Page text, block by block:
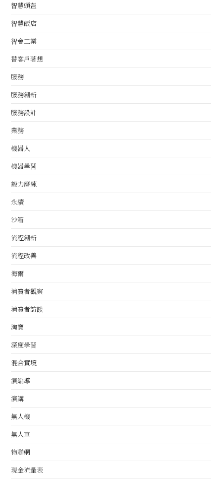
智慧頭盔
智慧飯店
智會工業
替客戶著想
服務
服務創新
服務設計
業務
機器人
機器學習
毅力磨練
永續
沙箱
流程創新
流程改善
海爾
消費者觀察
消費者訪談
淘寶
深度學習
混合實境
演編導
演講
無人機
無人車
物聯網
現金流量表